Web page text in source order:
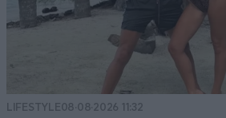
LIFESTYLE08·08·2026 11:32